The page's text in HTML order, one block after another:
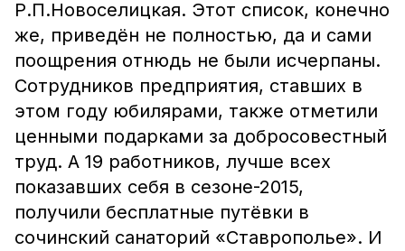
Р.П.Новоселицкая. Этот список, конечно
же, приведён не полностью, да и сами
поощрения отнюдь не были исчерпаны.
Сотрудников предприятия, ставших в
этом году юбилярами, также отметили
ценными подарками за добросовестный
труд. А 19 работников, лучше всех
показавших себя в сезоне-2015,
получили бесплатные путёвки в
сочинский санаторий «Ставрополье». И